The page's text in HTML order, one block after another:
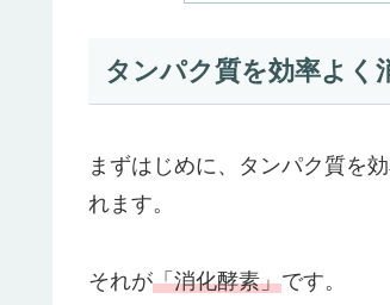
タンパク質を効率よく
まずはじめに、タンパク質を
れます。
それが「消化酵素」です。